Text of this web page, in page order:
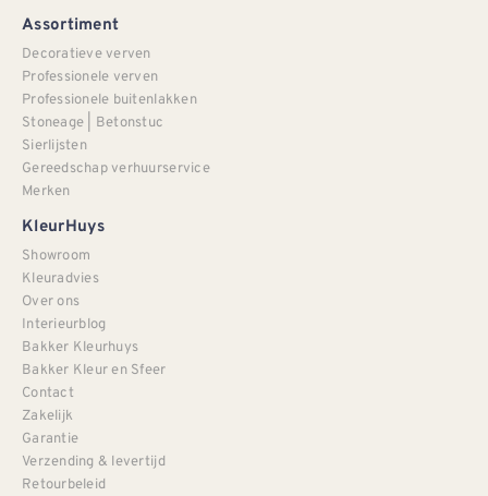
Assortiment
Decoratieve verven
Professionele verven
Professionele buitenlakken
Stoneage | Betonstuc
Sierlijsten
Gereedschap verhuurservice
Merken
KleurHuys
Showroom
Kleuradvies
Over ons
Interieurblog
Bakker Kleurhuys
Bakker Kleur en Sfeer
Contact
Zakelijk
Garantie
Verzending & levertijd
Retourbeleid